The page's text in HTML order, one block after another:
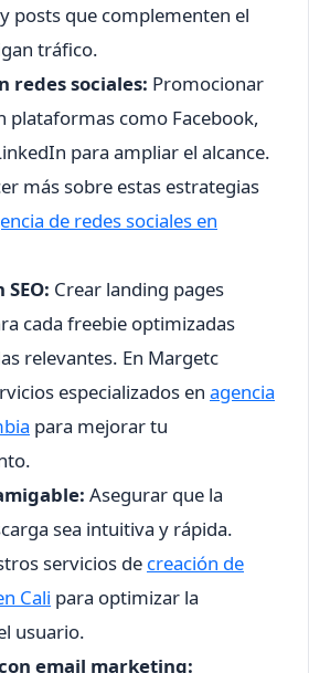
posts que complementen el
tráfico.
redes sociales: Promocionar
plataformas como Facebook,
para ampliar el alcance.
más sobre estas estrategias
de redes sociales en
Crear landing pages
cada freebie optimizadas
relevantes. En Margetc
especializados en agencia
para mejorar tu
Asegurar que la
sea intuitiva y rápida.
servicios de creación de
Cali para optimizar la
usuario.
email marketing: